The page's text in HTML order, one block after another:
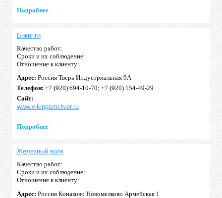
Подробнее
Викинги
Качество работ:
Сроки и их соблюдение:
Отношение к клиенту:
Адрес: Россия Тверь Индустриальная 9А
Телефон: +7 (920) 694-10-70; +7 (920) 154-49-29
Сайт:
www.vikingsmctver.ru
Подробнее
Железный волк
Качество работ:
Сроки и их соблюдение:
Отношение к клиенту:
Адрес: Россия Конаково Новомелково Армейская 1